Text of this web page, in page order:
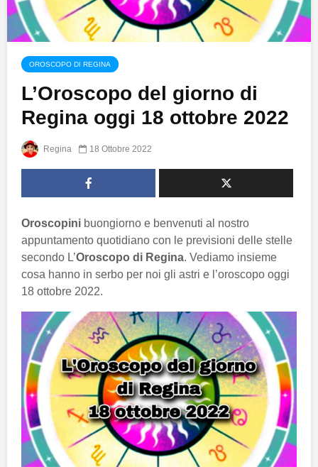
OROSCOPO DI REGINA
L’Oroscopo del giorno di
Regina oggi 18 ottobre 2022
Regina 18 Ottobre 2022
Oroscopini buongiorno e benvenuti al nostro
appuntamento quotidiano con le previsioni delle stelle
secondo L’Oroscopo di Regina. Vediamo insieme
cosa hanno in serbo per noi gli astri e l’oroscopo oggi
18 ottobre 2022.